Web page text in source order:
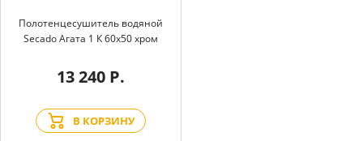
Полотенцесушитель водяной
Secado Агата 1 К 60x50 хром
13 240 Р.
В КОРЗИНУ